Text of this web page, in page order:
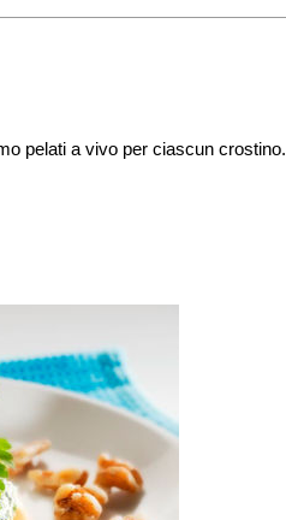
pelati a vivo per ciascun crostino.